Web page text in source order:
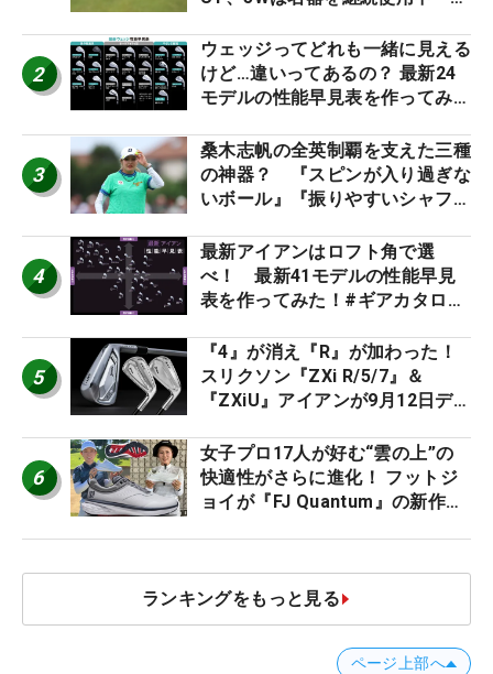
2
ウェッジってどれも一緒に見える
けど…違いってあるの？ 最新24
モデルの性能早見表を作ってみ
3
桑木志帆の全英制覇を支えた三種
の神器？ 『スピンが入り過ぎな
いボール』『振りやすいシャフ
ー』 #女子プロセッティング
4
最新アイアンはロフト角で選
べ！ 最新41モデルの性能早見
表を作ってみた！#ギアカタログ
5
『4』が消え『R』が加わった！
スリクソン『ZXi R/5/7』＆
『ZXiU』アイアンが9月12日デ
6
女子プロ17人が好む“雲の上”の
快適性がさらに進化！ フットジ
ョイが『FJ Quantum』の新作を
ランキングをもっと見る
ページ上部へ